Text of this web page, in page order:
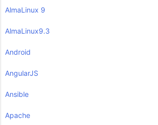
AlmaLinux 9
AlmaLinux9.3
Android
AngularJS
Ansible
Apache